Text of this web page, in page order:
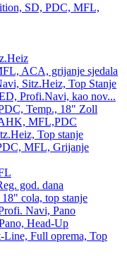
SD, PDC, MFL,
ACA, grijanje sjedala
Sitz.Heiz, Top Stanje
Profi.Navi, kao nov...
Temp., 18" Zoll
MFL,PDC
Top stanje
MFL, Grijanje
god. dana
cola, top stanje
Navi, Pano
Head-Up
Full oprema, Top